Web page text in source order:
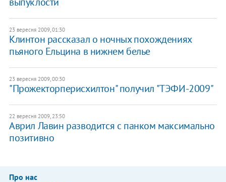
23 вересня 2009, 01:30
Клинтон рассказал о ночных похождениях
пьяного Ельцина в нижнем белье
23 вересня 2009, 00:30
"Прожекторперисхилтон" получил "ТЭФИ-2009"
22 вересня 2009, 23:50
Аврил Лавин разводится с панком максимально
позитивно
Про нас